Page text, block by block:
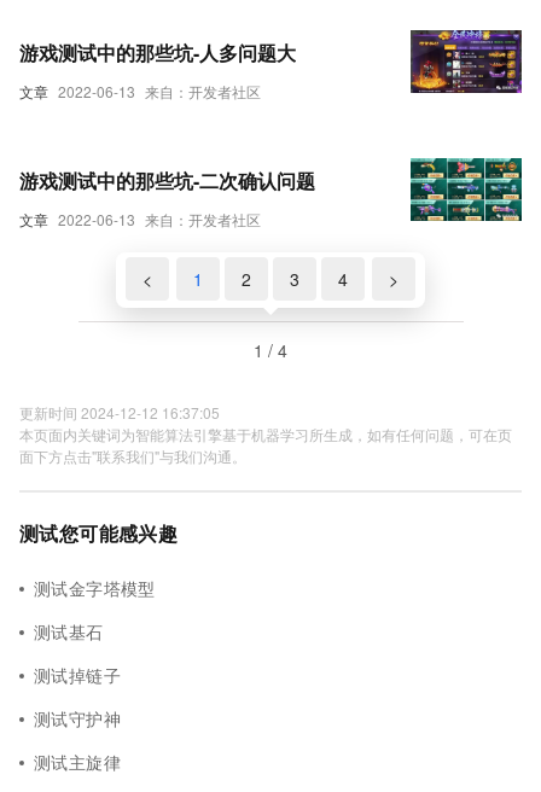
文章 2022-06-13 来自：开发者社区
游戏测试中的那些坑-人多问题大
文章 2022-06-13 来自：开发者社区
游戏测试中的那些坑-二次确认问题
< 1 2 3 4 >
1 / 4
更新时间 2024-12-12 16:37:05
本页面内关键词为智能算法引擎基于机器学习所生成，如有任何问题，可在页
面下方点击"联系我们"与我们沟通。
测试您可能感兴趣
测试金字塔模型
测试基石
测试掉链子
测试守护神
测试主旋律